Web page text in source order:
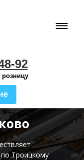
92
розницу
Троицкому